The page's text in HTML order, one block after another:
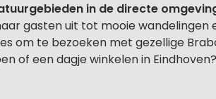
in de directe
gasten uit tot mooie wandelingen
om te bezoeken met gezellige
of een dagje winkelen in Eindhoven?